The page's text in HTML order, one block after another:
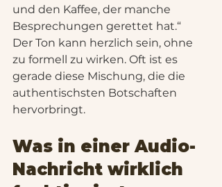
und den Kaffee, der manche
Besprechungen gerettet hat.“
Der Ton kann herzlich sein, ohne
zu formell zu wirken. Oft ist es
gerade diese Mischung, die die
authentischsten Botschaften
hervorbringt.
Was in einer Audio-
Nachricht wirklich